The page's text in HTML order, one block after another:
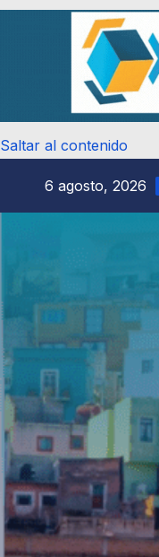
Saltar al contenido
6 agosto, 2026